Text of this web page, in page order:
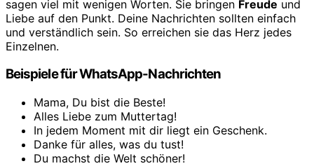
sagen viel mit wenigen Worten. Sie bringen Freude und
Liebe auf den Punkt. Deine Nachrichten sollten einfach
und verständlich sein. So erreichen sie das Herz jedes
Einzelnen.
Beispiele für WhatsApp-Nachrichten
Mama, Du bist die Beste!
Alles Liebe zum Muttertag!
In jedem Moment mit dir liegt ein Geschenk.
Danke für alles, was du tust!
Du machst die Welt schöner!